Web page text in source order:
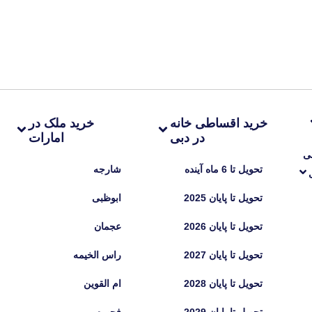
خرید اقساطی خانه
در دبی
تحویل تا 6 ماه آینده
تحویل تا پایان 2025
تحویل تا پایان 2026
تحویل تا پایان 2027
تحویل تا پایان 2028
خرید ملک در
امارات
شارجه
ابوظبی
عجمان
راس الخیمه
ام القوین